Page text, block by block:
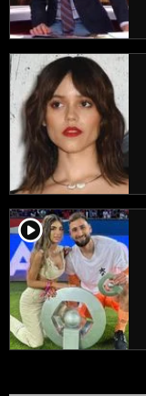
player2